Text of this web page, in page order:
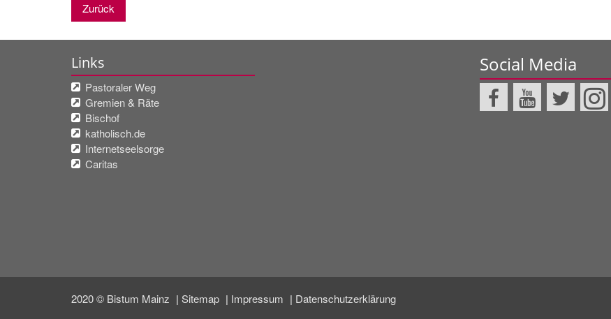
Zurück
Links
Pastoraler Weg
Gremien & Räte
Bischof
katholisch.de
Internetseelsorge
Caritas
Social Media
2020 © Bistum Mainz Sitemap Impressum Datenschutzerklärung